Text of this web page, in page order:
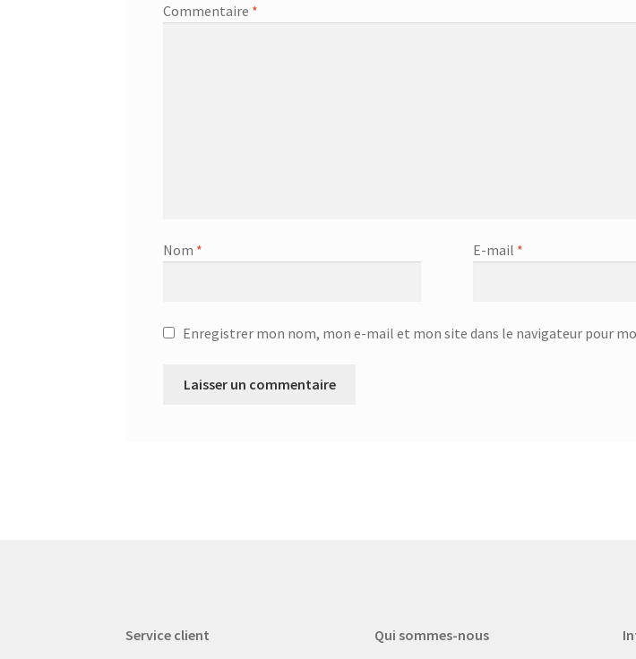
Commentaire *
Nom * E-mail *
Enregistrer mon nom, mon e-mail et mon site dans le navigateur pour
Service client Qui sommes-nous